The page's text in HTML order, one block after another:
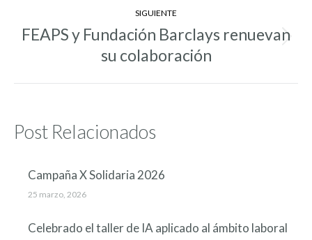
SIGUIENTE
Entrada
siguiente:
FEAPS y Fundación Barclays renuevan
su colaboración
Post Relacionados
Campaña X Solidaria 2026
25 marzo, 2026
Celebrado el taller de IA aplicado al ámbito laboral